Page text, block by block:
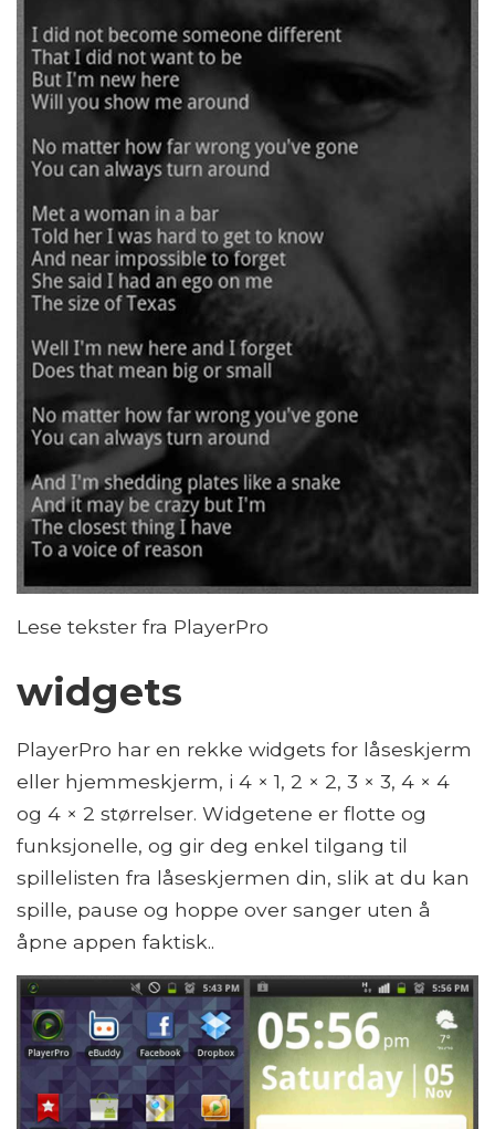
Lese tekster fra PlayerPro
widgets
PlayerPro har en rekke widgets for låseskjerm
eller hjemmeskjerm, i 4 × 1, 2 × 2, 3 × 3, 4 × 4
og 4 × 2 størrelser. Widgetene er flotte og
funksjonelle, og gir deg enkel tilgang til
spillelisten fra låseskjermen din, slik at du kan
spille, pause og hoppe over sanger uten å
åpne appen faktisk..